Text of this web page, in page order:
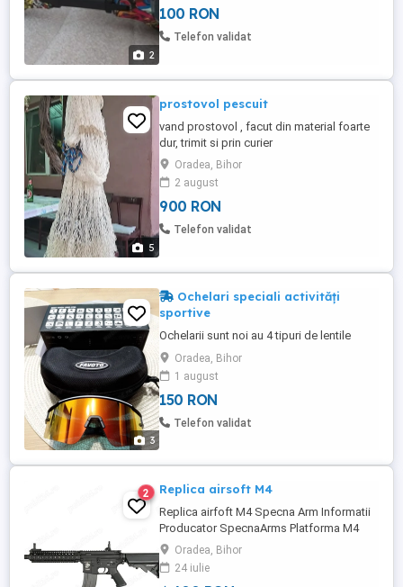
2
100 RON
Telefon validat
5
prostovol pescuit
vand prostovol , facut din material foarte
dur, trimit si prin curier
Oradea, Bihor
2 august
900 RON
Telefon validat
3
Ochelari speciali activități
sportive
Ochelarii sunt noi au 4 tipuri de lentile
Oradea, Bihor
1 august
150 RON
Telefon validat
2 Replica airsoft M4
Replica airfoft M4 Specna Arm Informatii
Producator SpecnaArms Platforma M4
Viteza bile 0.20g 410FPS Greutate 2580 gr
Hop-Up Reglabil Mod de tragere
Semi+Auto Material Otel+ZnAl+ABS
Oradea, Bihor
24 iulie